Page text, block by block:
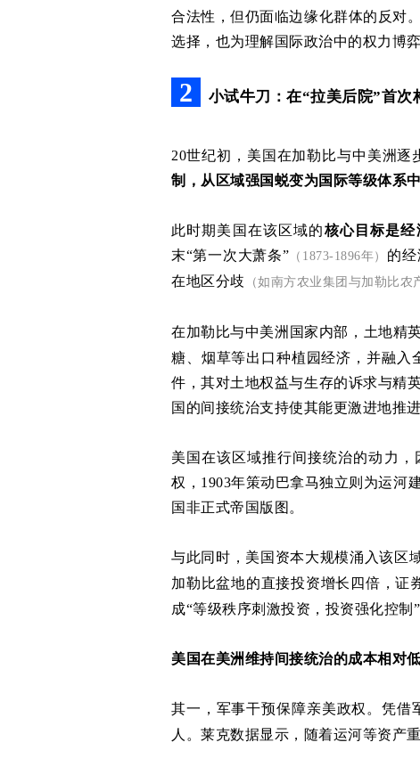
合法性，但仍面临边缘化群体的反对
选择，也为理解国际政治中的权力博
2 小试牛刀 ：在“拉美后院”首次
20世纪初，美国在加勒比与中美洲逐
制，从区域强国蜕变为国际等级体系
此时期美国在该区域的核心目标是经
末“第一次大萧条” （1873-1896年） 的
在地区分歧 （如南方农业集团与加勒比农
在加勒比与中美洲国家内部，土地精
糖、烟草等出口种植园经济，并融入
件，其对土地权益与生存的诉求与精
国的间接统治支持使其能更激进地推进
美国在该区域推行间接统治的动力
权，1903年策动巴拿马独立则为运河
国非正式帝国版图。
与此同时，美国资本大规模涌入该区
加勒比盆地的直接投资增长四倍，证
成“等级秩序刺激投资，投资强化控制”
美国在美洲维持间接统治的成本相对低
其一，军事干预保障亲美政权。凭借
人。莱克数据显示，随着运河等资产